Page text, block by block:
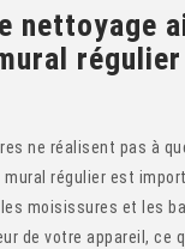
nettoyage
ne réalisent pas à
régulier est
moisissures et les
de votre appareil, ce